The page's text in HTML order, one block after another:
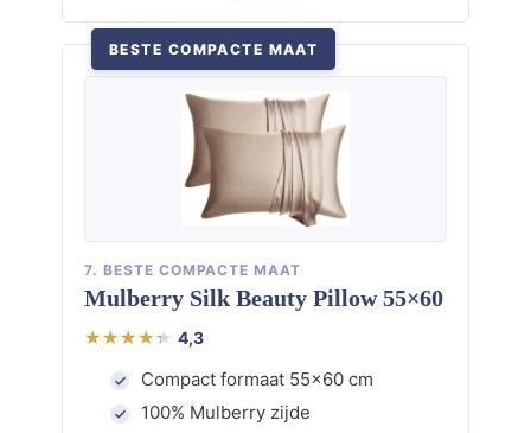
BESTE COMPACTE MAAT
7. BESTE COMPACTE MAAT
Mulberry Silk Beauty Pillow 55×60
4,3
Compact formaat 55×60 cm
100% Mulberry zijde